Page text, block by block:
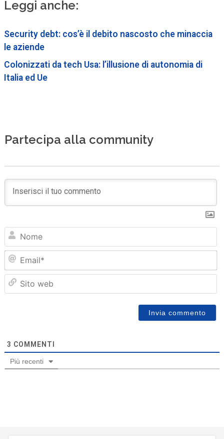
Leggi anche:
Security debt: cos’è il debito nascosto che minaccia
le aziende
Colonizzati da tech Usa: l’illusione di autonomia di
Italia ed Ue
Partecipa alla community
3 COMMENTI
Più recenti